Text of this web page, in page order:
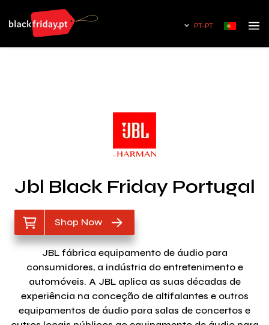
PT-PT
Jbl Black Friday Portugal
Shop Now
JBL fábrica equipamento de áudio para
consumidores, a indústria do entretenimento e
automóveis. A JBL aplica as suas décadas de
experiência na conceção de altifalantes e outros
equipamentos de áudio para salas de concertos e